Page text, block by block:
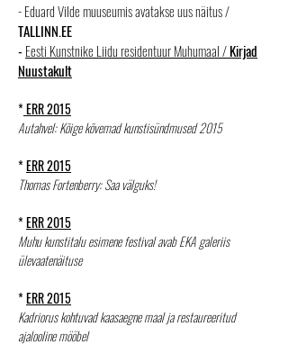
- Eduard Vilde muuseumis avatakse uus näitus /
TALLINN.EE
- Eesti Kunstnike Liidu residentuur Muhumaal /Kirjad
Nuustakult
*ERR 2015
Autahvel: Kõige kõvemad kunstisündmused 2015
*ERR 2015
Thomas Fortenberry: Saa välguks!
*ERR 2015
Muhu kunstitalu esimene festival avab EKA galeriis
ülevaatenäituse
*ERR 2015
Kadriorus kohtuvad kaasaegne maal ja restaureeritud
ajalooline mööbel